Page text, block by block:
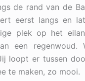
de rand van de
eerst langs en
plek op het
een regenwoud.
loopt er tussen
te maken, zo mooi.